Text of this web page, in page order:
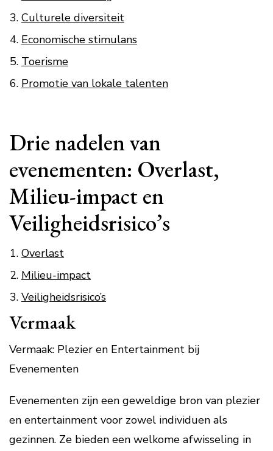
Culturele diversiteit
Economische stimulans
Toerisme
Promotie van lokale talenten
Drie nadelen van
evenementen: Overlast,
Milieu-impact en
Veiligheidsrisico’s
Overlast
Milieu-impact
Veiligheidsrisico’s
Vermaak
Vermaak: Plezier en Entertainment bij
Evenementen
Evenementen zijn een geweldige bron van plezier
en entertainment voor zowel individuen als
gezinnen. Ze bieden een welkome afwisseling in